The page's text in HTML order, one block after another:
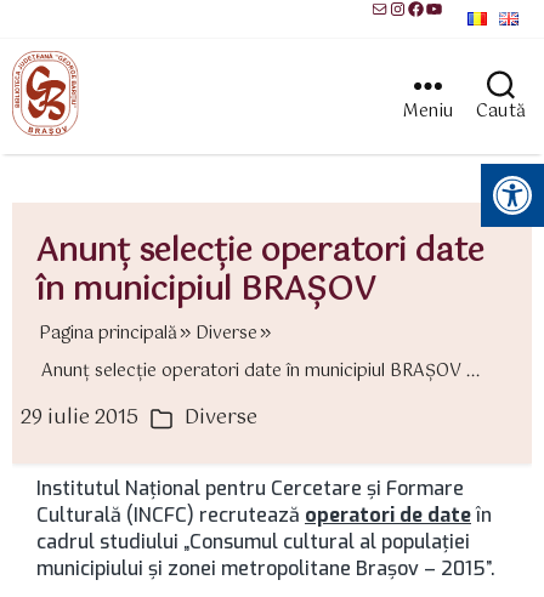
MailInstagram
Facebook
YouTube
Meniu Caută
Instrumente pentru accesibilitate
Anunţ selecţie operatori date
în municipiul BRAŞOV
Pagina principală
Diverse
Anunţ selecţie operatori date în municipiul BRAŞOV ...
29 iulie 2015 Categorii
Diverse
Institutul Naţional pentru Cercetare şi Formare
Culturală (INCFC) recrutează operatori de dateîn
cadrul studiului „Consumul cultural al populaţiei
municipiului şi zonei metropolitane Braşov – 2015”.